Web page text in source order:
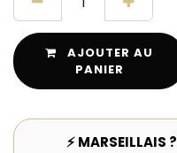
AJOUTER AU
PANIER
⚡ MARSEILLAIS ?